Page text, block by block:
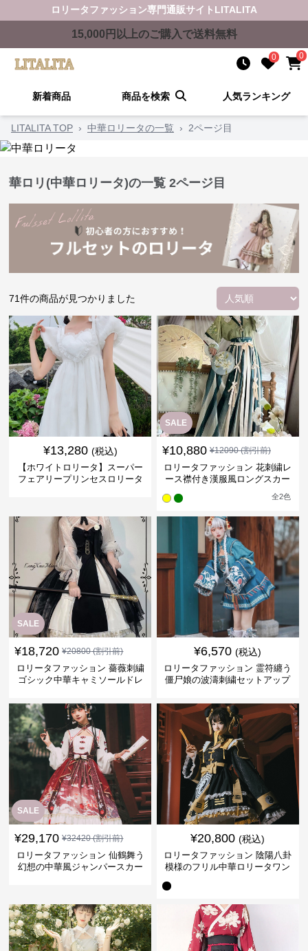
ロリータファッション専門通販サイト LITALITA
15,000 円以上のご購入で送料無料
0 0
新着商品 商品を検索 人気ランキング
LITALITA TOP › 中華ロリータの一覧 › 2ページ目
華ロリ(中華ロリータ)の一覧 2ページ目
71件の商品が見つかりました
¥13,280 (税込)
【ホワイトロリータ】スーパー
フェアリープリンセスロリータ
SALE
¥10,880 ¥12090(割引前)
ロリータファッション 花刺繍レ
ース襟付き漢服風ロングスカー
全2色
SALE
¥18,720 ¥20800(割引前)
ロリータファッション 薔薇刺繍
ゴシック中華キャミソールドレ
¥6,570 (税込)
ロリータファッション 霊符纏う
僵尸娘の波濤刺繍セットアップ
SALE
¥29,170 ¥32420(割引前)
ロリータファッション 仙鶴舞う
幻想の中華風ジャンパースカー
¥20,800 (税込)
ロリータファッション 陰陽八卦
模様のフリル中華ロリータワン